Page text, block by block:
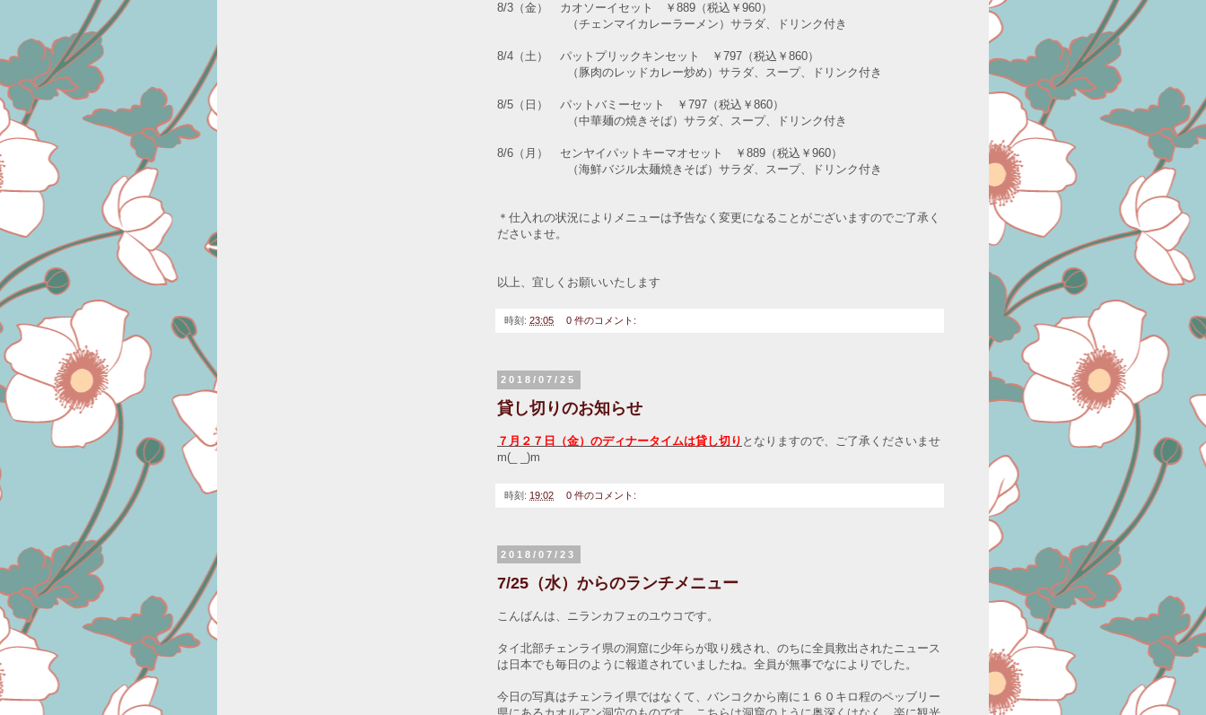
8/3（金） カオソーイセット ￥889（税込￥960）
（チェンマイカレーラーメン）サラダ、ドリンク付き
8/4（土） パットプリックキンセット ￥797（税込￥860）
（豚肉のレッドカレー炒め）サラダ、スープ、ドリンク付き
8/5（日） パットバミーセット ￥797（税込￥860）
（中華麺の焼きそば）サラダ、スープ、ドリンク付き
8/6（月） センヤイパットキーマオセット ￥889（税込￥960）
（海鮮バジル太麺焼きそば）サラダ、スープ、ドリンク付き
＊仕入れの状況によりメニューは予告なく変更になることがございますのでご了承く
ださいませ。
以上、宜しくお願いいたします
時刻: 23:05 0 件のコメント:
2018/07/25
貸し切りのお知らせ
７月２７日（金）のディナータイムは貸し切り となりますので、ご了承くださいませ
m(_ _)m
時刻: 19:02 0 件のコメント:
2018/07/23
7/25（水）からのランチメニュー
こんばんは、ニランカフェのユウコです。
タイ北部チェンライ県の洞窟に少年らが取り残され、のちに全員救出されたニュース
は日本でも毎日のように報道されていましたね。全員が無事でなによりでした。
今日の写真はチェンライ県ではなくて、バンコクから南に１６０キロ程のペッブリー